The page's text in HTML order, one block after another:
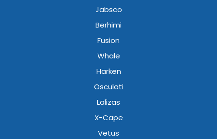
Jabsco
Berhimi
Fusion
Whale
Harken
Osculati
Lalizas
X-Cape
Vetus